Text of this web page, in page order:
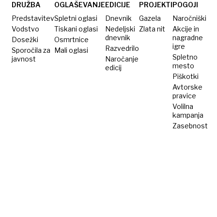
hripavi
DRUŽBA
Predstavitev
Vodstvo
Dosežki
Sporočila za
javnost
OGLAŠEVANJE
Spletni oglasi
Tiskani oglasi
Osmrtnice
Mali oglasi
EDICIJE
Dnevnik
Nedeljski
dnevnik
Razvedrilo
Naročanje
edicij
PROJEKTI
Gazela
Zlata nit
POGOJI
Naročniški
Akcije in
nagradne
igre
Spletno
mesto
Piškotki
Avtorske
pravice
Volilna
kampanja
Zasebnost